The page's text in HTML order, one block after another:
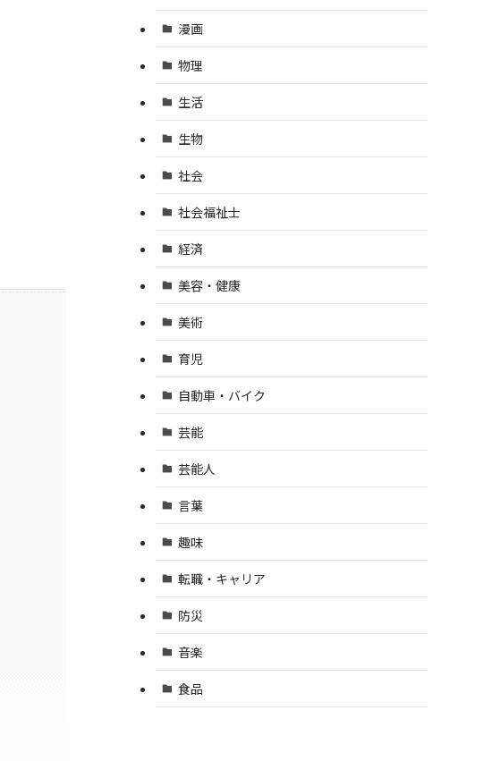
漫画
物理
生活
生物
社会
社会福祉士
経済
美容・健康
美術
育児
自動車・バイク
芸能
芸能人
言葉
趣味
転職・キャリア
防災
音楽
食品